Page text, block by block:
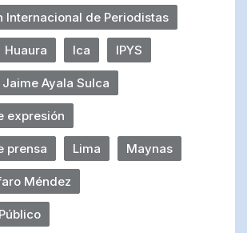
Internacional de Periodistas
Huaura Ica IPYS
Jaime Ayala Sulca
expresión
prensa Lima Maynas
Méndez